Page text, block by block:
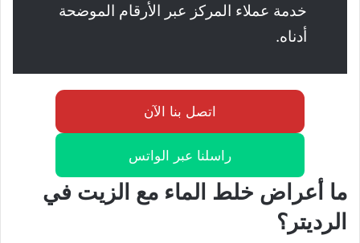
خدمة عملاء المركز عبر الأرقام الموضحة
أدناه.
اتصل بنا الآن
راسلنا عبر الواتس
ما أعراض خلط الماء مع الزيت في
الرديتر؟